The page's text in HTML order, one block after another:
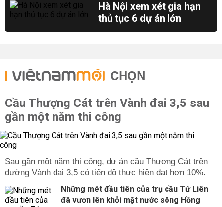
Hà Nội xem xét gia hạn
thủ tục 6 dự án lớn
CHỌN
Cầu Thượng Cát trên Vành đai 3,5 sau
gần một năm thi công
Sau gần một năm thi công, dự án cầu Thượng Cát trên
đường Vành đai 3,5 có tiến độ thực hiện đạt hơn 10%.
Những mét đầu tiên của trụ cầu Tứ Liên
đã vươn lên khỏi mặt nước sông Hồng